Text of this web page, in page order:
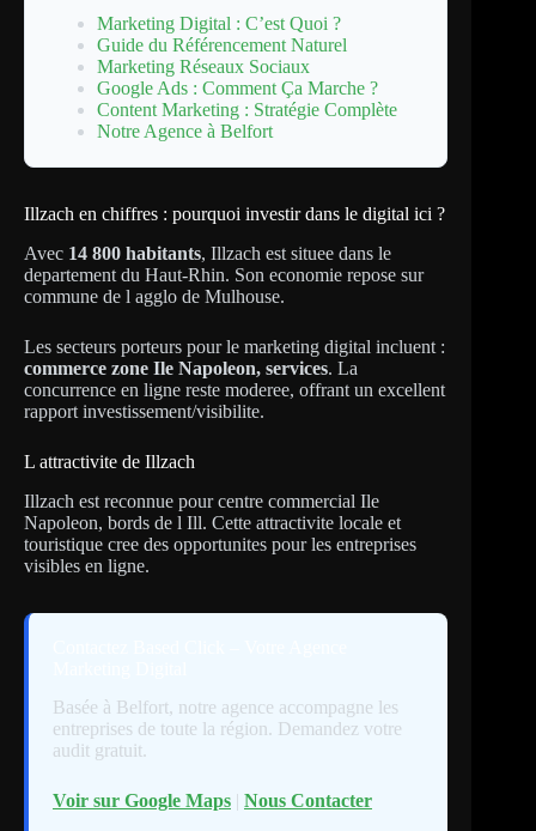
Marketing Digital : C’est Quoi ?
Guide du Référencement Naturel
Marketing Réseaux Sociaux
Google Ads : Comment Ça Marche ?
Content Marketing : Stratégie Complète
Notre Agence à Belfort
Illzach en chiffres : pourquoi investir dans le digital ici ?
Avec 14 800 habitants, Illzach est situee dans le
departement du Haut-Rhin. Son economie repose sur
commune de l agglo de Mulhouse.
Les secteurs porteurs pour le marketing digital incluent :
commerce zone Ile Napoleon, services. La
concurrence en ligne reste moderee, offrant un excellent
rapport investissement/visibilite.
L attractivite de Illzach
Illzach est reconnue pour centre commercial Ile
Napoleon, bords de l Ill. Cette attractivite locale et
touristique cree des opportunites pour les entreprises
visibles en ligne.
Basée à Belfort, notre agence accompagne les
entreprises de toute la région. Demandez votre
audit gratuit.
Voir sur Google Maps | Nous Contacter